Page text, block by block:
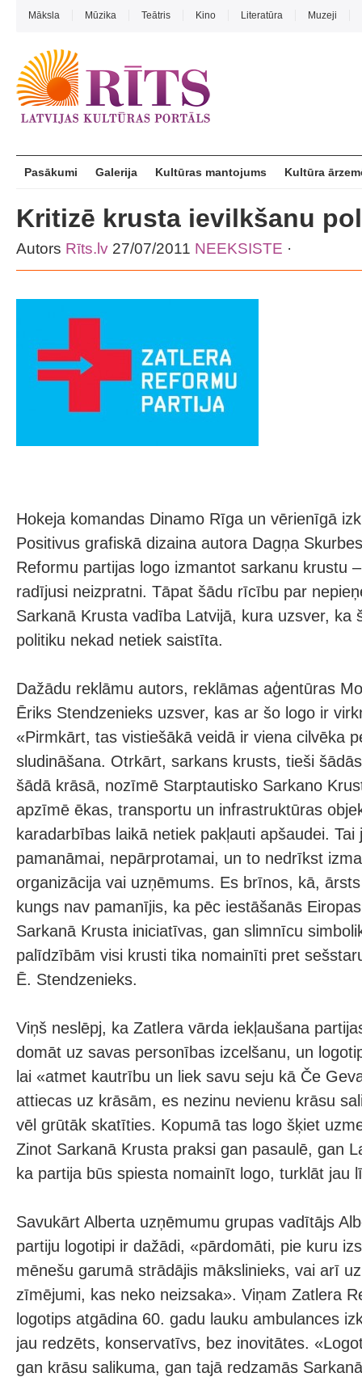
Māksla Mūzika Teātris Kino Literatūra Muzeji
Pasākumi Galerija Kultūras mantojums Kultūra
Kritizē krusta ievilkšanu
Autors Rīts.lv 27/07/2011 NEEKSISTE ·
Hokeja komandas Dinamo Rīga un vērienīgā
Positivus grafiskā dizaina autora Dagņa
Reformu partijas logo izmantot sarkanu krustu
radījusi neizpratni. Tāpat šādu rīcību par
Sarkanā Krusta vadība Latvijā, kura uzsver, ka
politiku nekad netiek saistīta.
Dažādu reklāmu autors, reklāmas aģentūras
Ēriks Stendzenieks uzsver, kas ar šo logo ir
«Pirmkārt, tas vistiešākā veidā ir viena cilvēka
sludināšana. Otrkārt, sarkans krusts, tieši
šādā krāsā, nozīmē Starptautisko Sarkano
apzīmē ēkas, transportu un infrastruktūras
karadarbības laikā netiek pakļauti apšaudei.
pamanāmai, nepārprotamai, un to nedrīkst
organizācija vai uzņēmums. Es brīnos, kā,
kungs nav pamanījis, ka pēc iestāšanās
Sarkanā Krusta iniciatīvas, gan slimnīcu
palīdzībām visi krusti tika nomainīti pret
Ē. Stendzenieks.
Viņš neslēpj, ka Zatlera vārda iekļaušana
domāt uz savas personības izcelšanu, un
lai «atmet kautrību un liek savu seju kā Če
attiecas uz krāsām, es nezinu nevienu krāsu
vēl grūtāk skatīties. Kopumā tas logo šķiet
Zinot Sarkanā Krusta praksi gan pasaulē, gan
ka partija būs spiesta nomainīt logo, turklāt jau
Savukārt Alberta uzņēmumu grupas vadītājs
partiju logotipi ir dažādi, «pārdomāti, pie kuru
mēnešu garumā strādājis mākslinieks, vai arī
zīmējumi, kas neko neizsaka». Viņam Zatlera
logotips atgādina 60. gadu lauku ambulances
jau redzēts, konservatīvs, bez inovitātes.
gan krāsu salikuma, gan tajā redzamās